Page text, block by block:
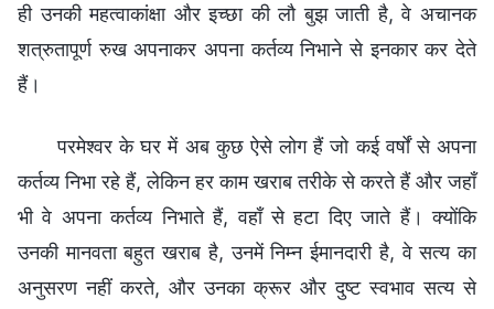
ही उनकी महत्वाकांक्षा और इच्छा की लौ बुझ जाती है, वे अचानक
शत्रुतापूर्ण रुख अपनाकर अपना कर्तव्य निभाने से इनकार कर देते
हैं।
परमेश्वर के घर में अब कुछ ऐसे लोग हैं जो कई वर्षों से अपना
कर्तव्य निभा रहे हैं, लेकिन हर काम खराब तरीके से करते हैं और जहाँ
भी वे अपना कर्तव्य निभाते हैं, वहाँ से हटा दिए जाते हैं। क्योंकि
उनकी मानवता बहुत खराब है, उनमें निम्न ईमानदारी है, वे सत्य का
अनुसरण नहीं करते, और उनका क्रूर और दुष्ट स्वभाव सत्य से